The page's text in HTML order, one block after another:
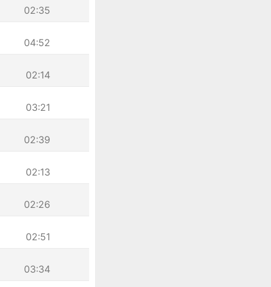
02:35
04:52
02:14
03:21
02:39
02:13
02:26
02:51
03:34